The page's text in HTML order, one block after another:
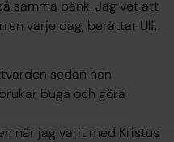
samma bänk. Jag vet att
varje dag, berättar Ulf.
sedan han
buga och göra
när jag varit med Kristus